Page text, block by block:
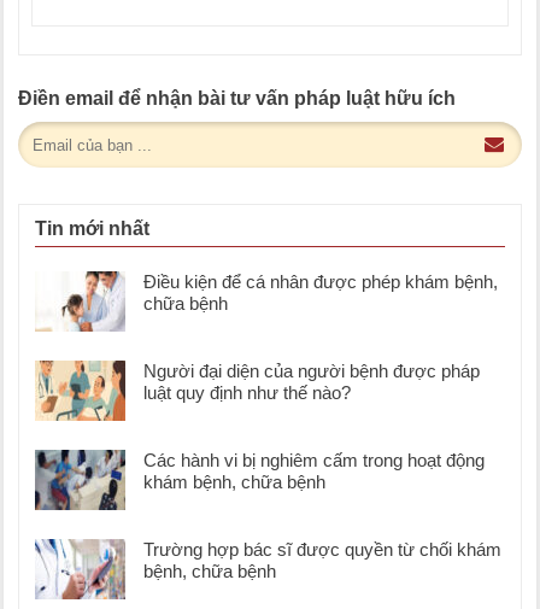
Điền email để nhận bài tư vấn pháp luật hữu ích
Tin mới nhất
Điều kiện để cá nhân được phép khám bệnh,
chữa bệnh
Người đại diện của người bệnh được pháp
luật quy định như thế nào?
Các hành vi bị nghiêm cấm trong hoạt động
khám bệnh, chữa bệnh
Trường hợp bác sĩ được quyền từ chối khám
bệnh, chữa bệnh